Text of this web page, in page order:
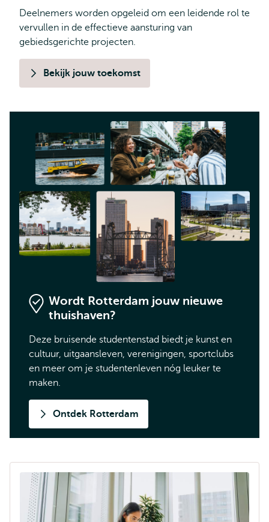
Deelnemers worden opgeleid om een leidende rol te
vervullen in de effectieve aansturing van
gebiedsgerichte projecten.
Bekijk jouw toekomst
Wordt Rotterdam jouw nieuwe
thuishaven?
Deze bruisende studentenstad biedt je kunst en
cultuur, uitgaansleven, verenigingen, sportclubs
en meer om je studentenleven nóg leuker te
maken.
Ontdek Rotterdam